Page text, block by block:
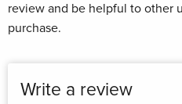
review and be helpful to other
purchase.
Write a review